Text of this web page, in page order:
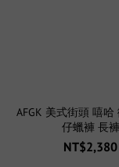
AFGK 美式街頭 嘻哈
仔蠟褲 長褲
NT$2,380